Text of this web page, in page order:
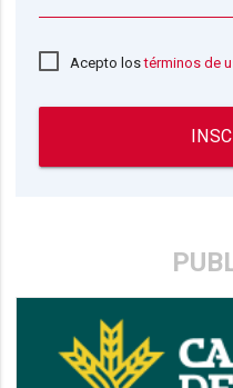
Acepto lostérminos de